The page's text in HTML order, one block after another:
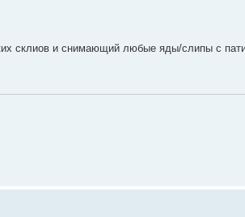
склиов и снимающий любые яды/слипы с